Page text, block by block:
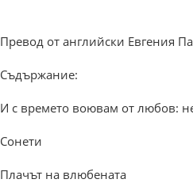
Превод от английски Евгения
Съдържание:
И с времето воювам от любов:
Сонети
Плачът на влюбената